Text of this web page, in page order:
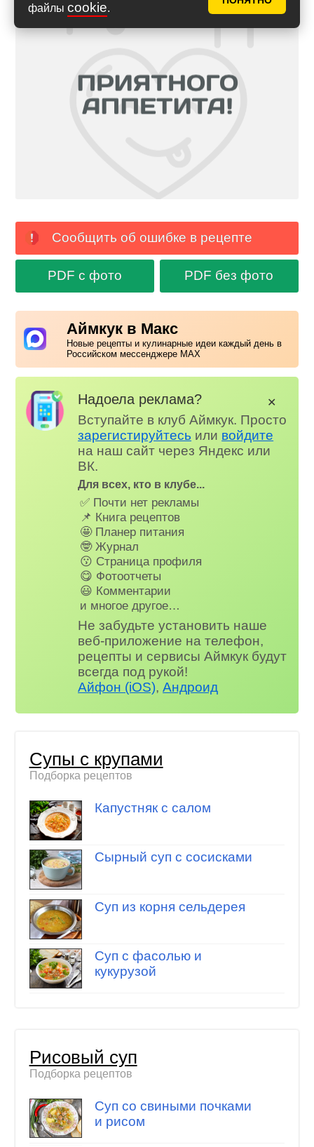
файлы cookie.
Сообщить об ошибке в рецепте
PDF с фото PDF без фото
Аймкук в Макс
Новые рецепты и кулинарные идеи каждый день в
Российском мессенджере MAX
Надоела реклама?
Вступайте в клуб Аймкук. Просто
зарегистируйтесь или войдите
на наш сайт через Яндекс или
ВК.
Для всех, кто в клубе...
✅ Почти нет рекламы
📌 Книга рецептов
🤩 Планер питания
🤓 Журнал
😗 Страница профиля
😋 Фотоотчеты
😃 Комментарии
и многое другое…
Не забудьте установить наше
веб-приложение на телефон,
рецепты и сервисы Аймкук будут
всегда под рукой!
Айфон (iOS),Андроид
✕
Супы с крупами
Подборка рецептов
Капустняк с салом
Сырный суп с сосисками
Суп из корня сельдерея
Суп с фасолью и
кукурузой
Рисовый суп
Подборка рецептов
Суп со свиными почками
и рисом